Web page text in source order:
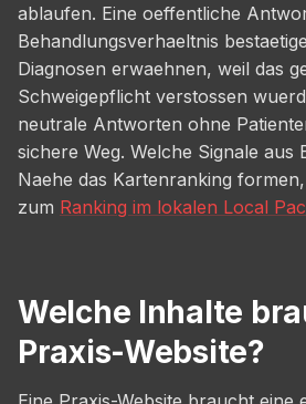
ablaufen. Eine oeffentliche
Behandlungsverhaeltnis
Diagnosen erwaehnen, weil das
Schweigepflicht verstossen
neutrale Antworten ohne
sichere Weg. Welche Signale aus
Naehe das Kartenranking
zum Ranking im lokalen Local
Welche Inhalte
Praxis-Website?